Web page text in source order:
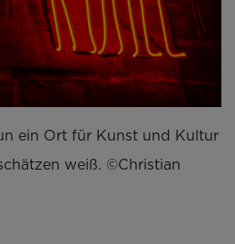
ein Ort für Kunst und Kultur
weiß. ©Christian